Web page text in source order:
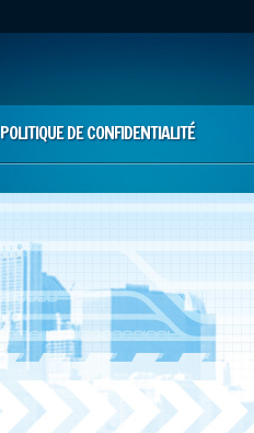
POLITIQUE DE CONFIDENTIALITÉ